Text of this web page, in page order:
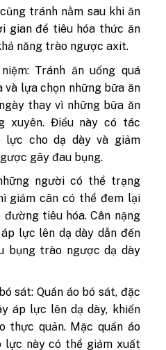
tránh nằm sau khi ăn
gian để tiêu hóa thức ăn
năng trào ngược axit.
Tránh ăn uống quá
lựa chọn những bữa ăn
thay vì những bữa ăn
xuyên. Điều này có tác
lực cho dạ dày và giảm
gây đau bụng.
người có thể trạng
giảm cân có thể đem lại
tiêu hóa. Cân nặng
lực lên dạ dày dẫn đến
bụng trào ngược dạ dày
sát: Quần áo bó sát, đặc
áp lực lên dạ dày, khiến
thực quản. Mặc quần áo
lực này có thể giảm xuất